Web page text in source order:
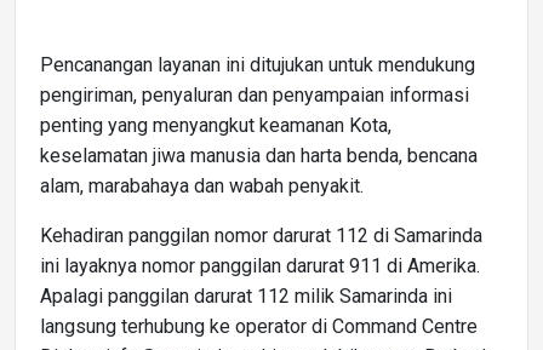
Pencanangan layanan ini ditujukan untuk mendukung
pengiriman, penyaluran dan penyampaian informasi
penting yang menyangkut keamanan Kota,
keselamatan jiwa manusia dan harta benda, bencana
alam, marabahaya dan wabah penyakit.
Kehadiran panggilan nomor darurat 112 di Samarinda
ini layaknya nomor panggilan darurat 911 di Amerika.
Apalagi panggilan darurat 112 milik Samarinda ini
langsung terhubung ke operator di Command Centre